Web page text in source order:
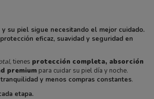
su piel sigue necesitando el mejor cuidado.
protección eficaz, suavidad y seguridad en
, tienes protección completa, absorción
premiumpara cuidar su piel día y noche.
tranquilidad y menos compras constantes.
etapa.